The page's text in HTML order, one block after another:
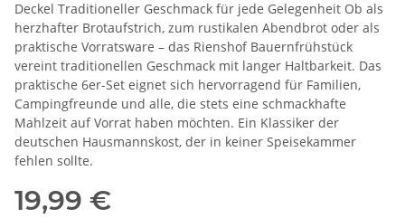
Deckel Traditioneller Geschmack für jede Gelegenheit Ob als
herzhafter Brotaufstrich, zum rustikalen Abendbrot oder als
praktische Vorratsware – das Rienshof Bauernfrühstück
vereint traditionellen Geschmack mit langer Haltbarkeit. Das
praktische 6er-Set eignet sich hervorragend für Familien,
Campingfreunde und alle, die stets eine schmackhafte
Mahlzeit auf Vorrat haben möchten. Ein Klassiker der
deutschen Hausmannskost, der in keiner Speisekammer
fehlen sollte.
19,99 €